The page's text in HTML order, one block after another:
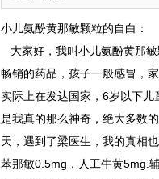
小儿氨酚黄那敏颗粒的自白：
大家好，我叫小儿氨酚黄那
畅销的药品，孩子一般感冒，
实际上在发达国家，6岁以下
是我真的那么神奇，绝大多数
天，遇到了梁医生，我的真相
苯那敏0.5mg，人工牛黄5mg.